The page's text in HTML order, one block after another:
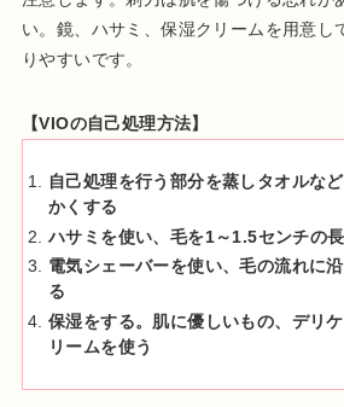
い。鏡、ハサミ、保湿クリームを用意し
りやすいです。
【VIOの自己処理方法】
自己処理を行う部分を蒸しタオルな
かくする
ハサミを使い、毛を1～1.5センチの
電気シェーバーを使い、毛の流れに
る
保湿をする。肌に優しいもの、デリ
リームを使う